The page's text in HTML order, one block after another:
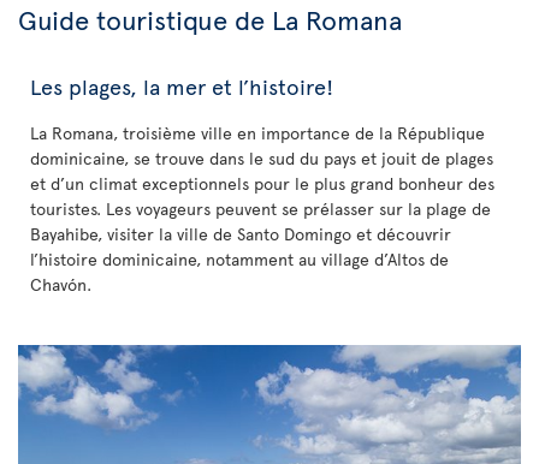
Guide touristique de La Romana
Les plages, la mer et l’histoire!
La Romana, troisième ville en importance de la République
dominicaine, se trouve dans le sud du pays et jouit de plages
et d’un climat exceptionnels pour le plus grand bonheur des
touristes. Les voyageurs peuvent se prélasser sur la plage de
Bayahibe, visiter la ville de Santo Domingo et découvrir
l’histoire dominicaine, notamment au village d’Altos de
Chavón.